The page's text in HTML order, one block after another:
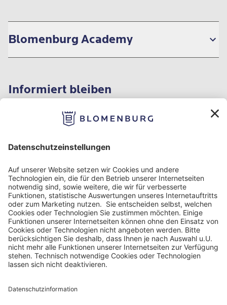
Blomenburg Academy
Informiert bleiben
Impressum
Datenschutz
Nutzungsbedingungen
Barrierefreiheit